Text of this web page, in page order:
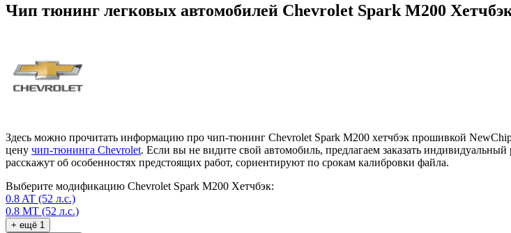
Чип тюнинг легковых автомобилей Chevrolet Spark M200
Здесь можно прочитать информацию про чип-тюнинг Chevrolet Spark M200 хетчбэк прошивкой
цену чип-тюнинга Chevrolet. Если вы не видите свой автомобиль, предлагаем заказать
расскажут об особенностях предстоящих работ, сориентируют по срокам калибровки файла.
Выберите модификацию Chevrolet Spark M200 Хетчбэк:
0.8 AT (52 л.с.)
0.8 MT (52 л.с.)
+ ещё 1